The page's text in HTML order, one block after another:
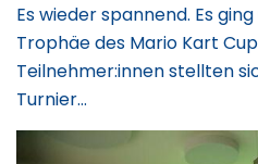
Es wieder spannend. Es
Trophäe des Mario Kart
Teilnehmer:innen stellten
Turnier…